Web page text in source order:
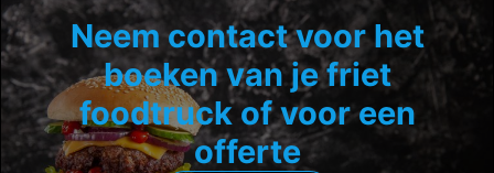
Neem contact voor het
boeken van je friet
foodtruck of voor een
offerte